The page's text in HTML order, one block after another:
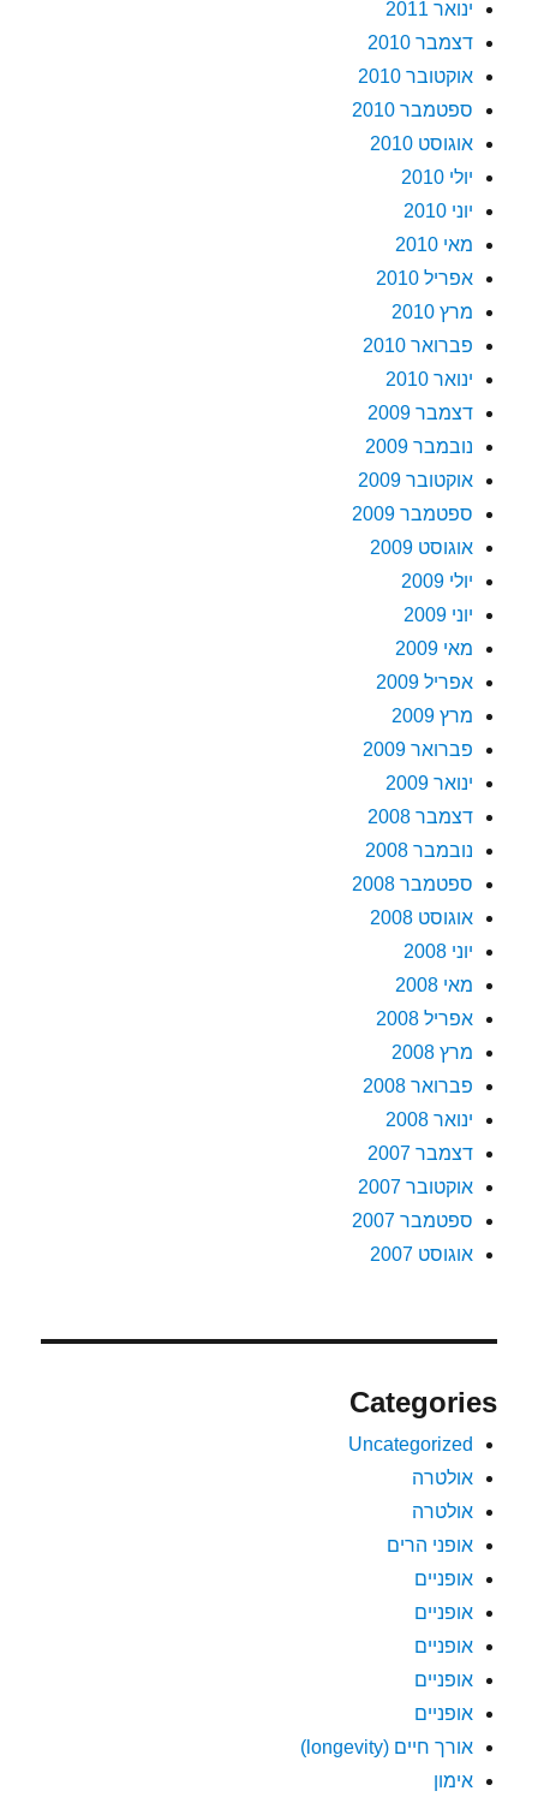
ינואר 2011
דצמבר 2010
אוקטובר 2010
ספטמבר 2010
אוגוסט 2010
יולי 2010
יוני 2010
מאי 2010
אפריל 2010
מרץ 2010
פברואר 2010
ינואר 2010
דצמבר 2009
נובמבר 2009
אוקטובר 2009
ספטמבר 2009
אוגוסט 2009
יולי 2009
יוני 2009
מאי 2009
אפריל 2009
מרץ 2009
פברואר 2009
ינואר 2009
דצמבר 2008
נובמבר 2008
ספטמבר 2008
אוגוסט 2008
יוני 2008
מאי 2008
אפריל 2008
מרץ 2008
פברואר 2008
ינואר 2008
דצמבר 2007
אוקטובר 2007
ספטמבר 2007
אוגוסט 2007
Categories
Uncategorized
אולטרה
אולטרה
אופני הרים
אופניים
אופניים
אופניים
אופניים
אופניים
אורך חיים (longevity)
אימון